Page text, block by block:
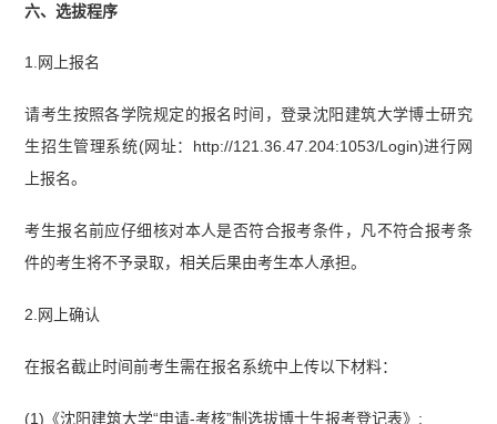
六、选拔程序
1.网上报名
请考生按照各学院规定的报名时间，登录沈阳建筑大学博士研究
生招生管理系统(网址：http://121.36.47.204:1053/Login)进行网
上报名。
考生报名前应仔细核对本人是否符合报考条件，凡不符合报考条
件的考生将不予录取，相关后果由考生本人承担。
2.网上确认
在报名截止时间前考生需在报名系统中上传以下材料：
(1)《沈阳建筑大学“申请-考核”制选拔博士生报考登记表》;